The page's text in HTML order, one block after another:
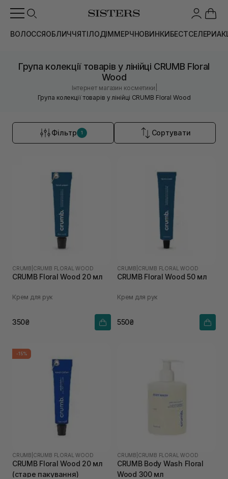
ВОЛОССЯОБЛИЧЧЯТІЛОДІММЕРЧНОВИНКИБЕСТСЕЛЕРИ
Група колекції товарів у лінійці CRUMB Floral
Wood
Інтернет магазин косметики
Група колекції товарів у лінійці CRUMB Floral Wood
Фільтр 1 Сортувати
CRUMB CRUMB FLORAL WOOD
CRUMB Floral Wood 20 мл
Крем для рук
350₴
CRUMB CRUMB FLORAL WOOD
CRUMB Floral Wood 50 мл
Крем для рук
550₴
-15%
CRUMB CRUMB FLORAL WOOD
CRUMB Floral Wood 20 мл
(старе пакування)
CRUMB CRUMB FLORAL WOOD
CRUMB Body Wash Floral
Wood 300 мл